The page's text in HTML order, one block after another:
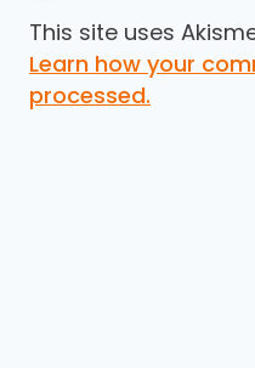
This site uses
Learn how your
processed.